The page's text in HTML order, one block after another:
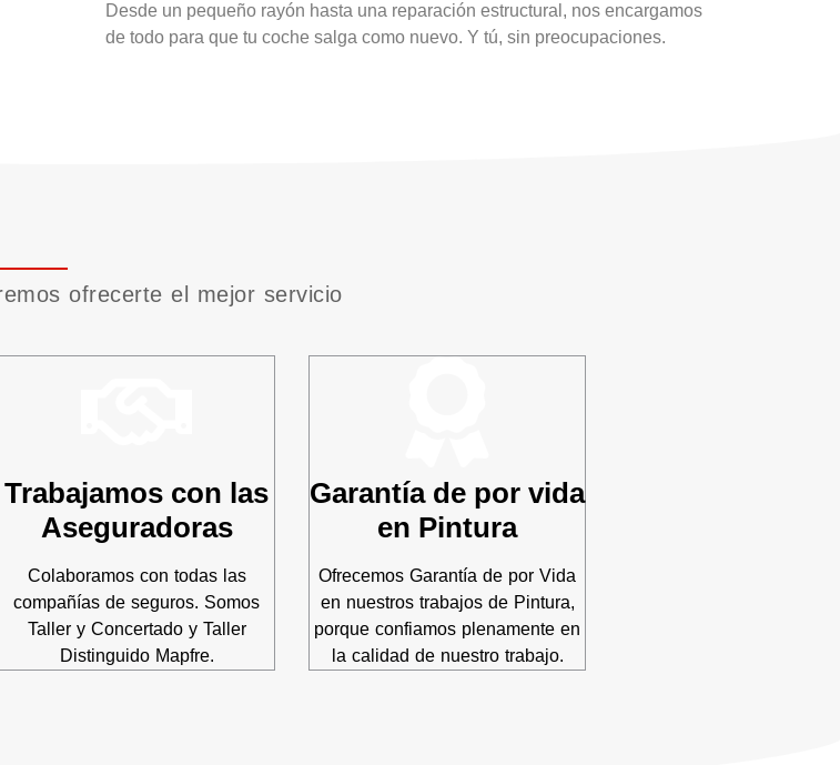
Desde un pequeño rayón hasta una reparación estructural, nos encargamos
de todo para que tu coche salga como nuevo. Y tú, sin preocupaciones.
ofrecerte el mejor servicio
Trabajamos con las
Aseguradoras
Colaboramos con todas las
compañías de seguros. Somos
Taller y Concertado y Taller
Distinguido Mapfre.
Garantía de por vida
en Pintura
Ofrecemos Garantía de por Vida
en nuestros trabajos de Pintura,
porque confiamos plenamente en
la calidad de nuestro trabajo.